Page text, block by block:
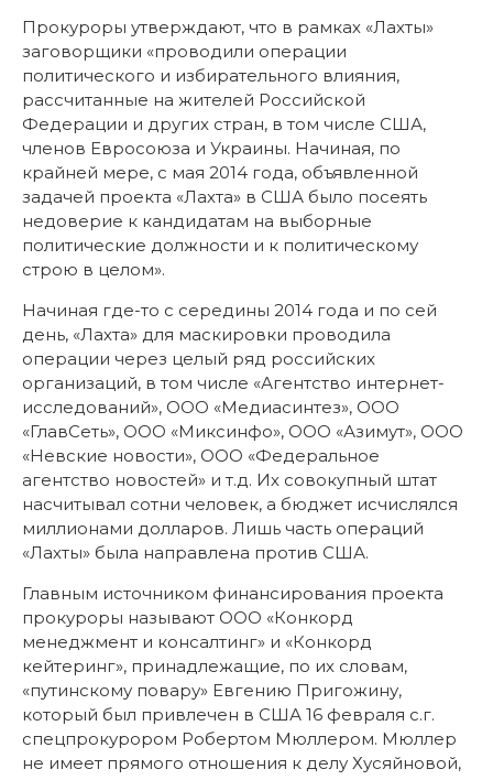
Прокуроры утверждают, что в рамках «Лахты»
заговорщики «проводили операции
политического и избирательного влияния,
рассчитанные на жителей Российской
Федерации и других стран, в том числе США,
членов Евросоюза и Украины. Начиная, по
крайней мере, с мая 2014 года, объявленной
задачей проекта «Лахта» в США было посеять
недоверие к кандидатам на выборные
политические должности и к политическому
строю в целом».
Начиная где-то с середины 2014 года и по сей
день, «Лахта» для маскировки проводила
операции через целый ряд российских
организаций, в том числе «Агентство интернет-
исследований», ООО «Медиасинтез», ООО
«ГлавСеть», ООО «Миксинфо», ООО «Азимут», ООО
«Невские новости», ООО «Федеральное
агентство новостей» и т.д. Их совокупный штат
насчитывал сотни человек, а бюджет исчислялся
миллионами долларов. Лишь часть операций
«Лахты» была направлена против США.
Главным источником финансирования проекта
прокуроры называют ООО «Конкорд
менеджмент и консалтинг» и «Конкорд
кейтеринг», принадлежащие, по их словам,
«путинскому повару» Евгению Пригожину,
который был привлечен в США 16 февраля с.г.
спецпрокурором Робертом Мюллером. Мюллер
не имеет прямого отношения к делу Хусяйновой,